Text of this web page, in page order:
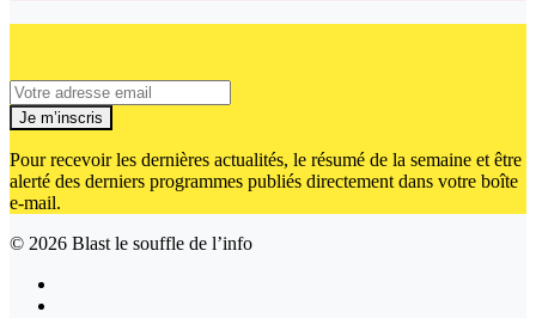
Je m’inscris
Pour recevoir les dernières actualités, le résumé de la semaine et être
alerté des derniers programmes publiés directement dans votre boîte
e-mail.
© 2026 Blast le souffle de l’info